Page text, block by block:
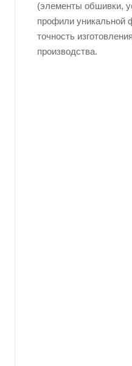
(элементы обшивки,
профили
точность
производства.